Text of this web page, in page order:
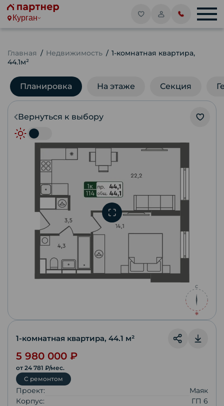
Курган
Главная Недвижимость
1-комнатная квартира,
44.1м²
Планировка На этаже Секция
Вернуться к выбору
1-комнатная квартира, 44.1 м²
5 980 000 ₽
от 24 781 ₽/мес.
С ремонтом
Проект:
Маяк
Корпус:
ГП 6